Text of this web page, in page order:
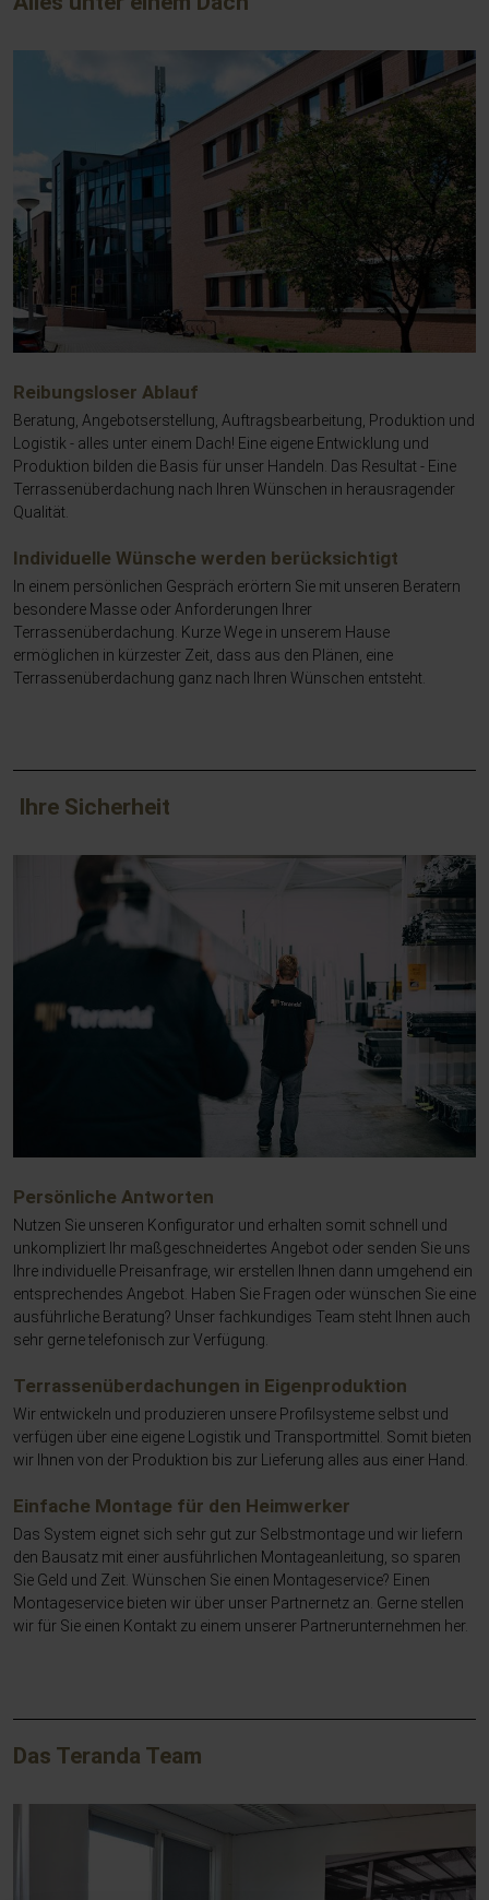
Reibungsloser Ablauf
Beratung, Angebotserstellung, Auftragsbearbeitung, Produktion und
Logistik - alles unter einem Dach! Eine eigene Entwicklung und
Produktion bilden die Basis für unser Handeln. Das Resultat - Eine
Terrassenüberdachung nach Ihren Wünschen in herausragender
Qualität.
Individuelle Wünsche werden berücksichtigt
In einem persönlichen Gespräch erörtern Sie mit unseren Beratern
besondere Masse oder Anforderungen Ihrer
Terrassenüberdachung. Kurze Wege in unserem Hause
ermöglichen in kürzester Zeit, dass aus den Plänen, eine
Terrassenüberdachung ganz nach Ihren Wünschen entsteht.
Ihre Sicherheit
Persönliche Antworten
Nutzen Sie unseren Konfigurator und erhalten somit schnell und
unkompliziert Ihr maßgeschneidertes Angebot oder senden Sie uns
Ihre individuelle Preisanfrage, wir erstellen Ihnen dann umgehend ein
entsprechendes Angebot. Haben Sie Fragen oder wünschen Sie eine
ausführliche Beratung? Unser fachkundiges Team steht Ihnen auch
sehr gerne telefonisch zur Verfügung.
Terrassenüberdachungen in Eigenproduktion
Wir entwickeln und produzieren unsere Profilsysteme selbst und
verfügen über eine eigene Logistik und Transportmittel. Somit bieten
wir Ihnen von der Produktion bis zur Lieferung alles aus einer Hand.
Einfache Montage für den Heimwerker
Das System eignet sich sehr gut zur Selbstmontage und wir liefern
den Bausatz mit einer ausführlichen Montageanleitung, so sparen
Sie Geld und Zeit. Wünschen Sie einen Montageservice? Einen
Montageservice bieten wir über unser Partnernetz an. Gerne stellen
wir für Sie einen Kontakt zu einem unserer Partnerunternehmen her.
Das Teranda Team